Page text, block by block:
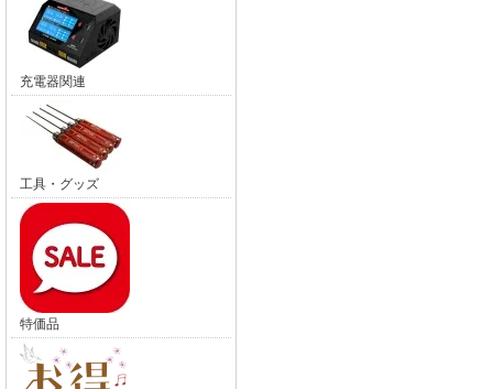
充電器関連
工具・グッズ
特価品